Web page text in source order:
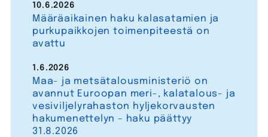
Määräaikainen haku kalasatamien ja
purkupaikkojen toimenpiteestä on
avattu
10.6.2026
Maa- ja metsätalousministeriö on
avannut Euroopan meri-, kalatalous- ja
vesiviljelyrahaston hyljekorvausten
hakumenettelyn – haku päättyy
31.8.2026
1.6.2026